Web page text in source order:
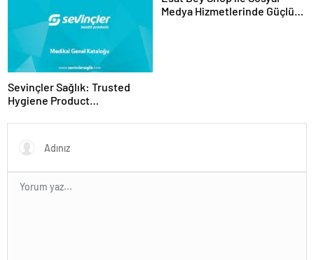
Sevinçler Sağlık: Trusted
Hygiene Product
Medya Hizmetlerinde Güçlü